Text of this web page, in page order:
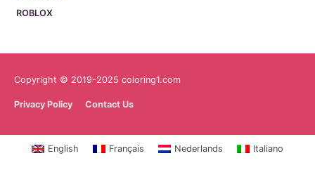
ROBLOX
Copyright © 2019-2025 coloring1.com
Privacy Policy Contact Us
English Français Nederlands Italiano